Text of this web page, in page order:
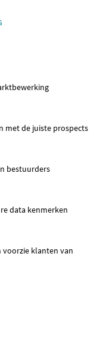
met de juiste prospects
bestuurders
data kenmerken
voorzie klanten van